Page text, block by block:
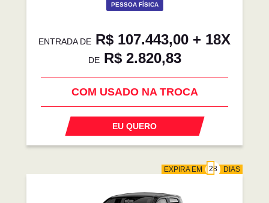
PESSOA FÍSICA
ENTRADA DE R$ 107.443,00 + 18X
DER$ 2.820,83
COM USADO NA TROCA
EU QUERO
EXPIRA EM DIAS